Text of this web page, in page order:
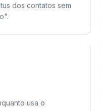
dos contatos sem
usa o